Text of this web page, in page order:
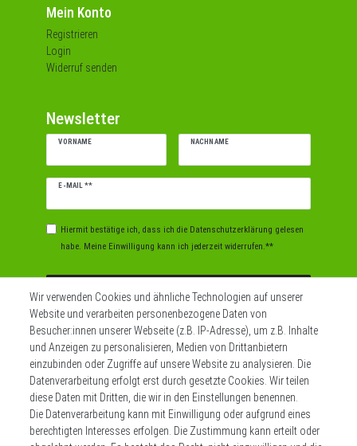
Mein Konto
Registrieren
Login
Widerruf senden
Newsletter
VORNAME NACHNAME
E-MAIL **
Newsletter
Hiermit bestätige ich, dass ich die Daten­schutz­erklärung gelesen
habe. Meine Einwilligung kann ich jederzeit widerrufen.**
** Hierbei handelt es sich um ein Pflichtfeld.
Widerrufs­recht Impressum
Daten­schutz­erklärung AGB Kontakt
Wir verwenden Cookies und ähnliche Technologien auf unserer
Website und verarbeiten personenbezogene Daten von
Besucher:innen unserer Webseite (z.B. IP-Adresse), um z.B. Inhalte
und Anzeigen zu personalisieren, Medien von Drittanbietern
einzubinden oder Zugriffe auf unsere Website zu analysieren. Die
Datenverarbeitung erfolgt erst durch gesetzte Cookies. Wir teilen
diese Daten mit Dritten, die wir in den Einstellungen benennen.
Die Datenverarbeitung kann mit Einwilligung oder aufgrund eines
berechtigten Interesses erfolgen. Die Zustimmung kann erteilt oder